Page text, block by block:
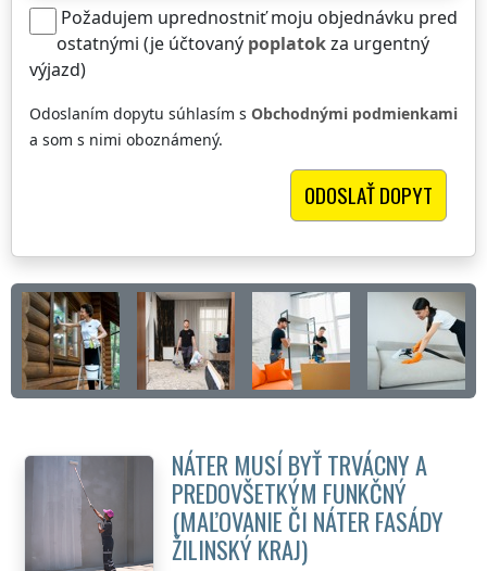
Požadujem uprednostniť moju objednávku pred
ostatnými (je účtovaný poplatokza urgentný
výjazd)
Odoslaním dopytu súhlasím s Obchodnými podmienkami
a som s nimi oboznámený.
NÁTER MUSÍ BYŤ TRVÁCNY A
PREDOVŠETKÝM FUNKČNÝ
(MAĽOVANIE ČI NÁTER FASÁDY
ŽILINSKÝ KRAJ)